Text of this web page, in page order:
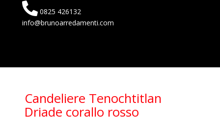
0825 426132
info@brunoarredamenti.com
Candeliere Tenochtitlan
Driade corallo rosso